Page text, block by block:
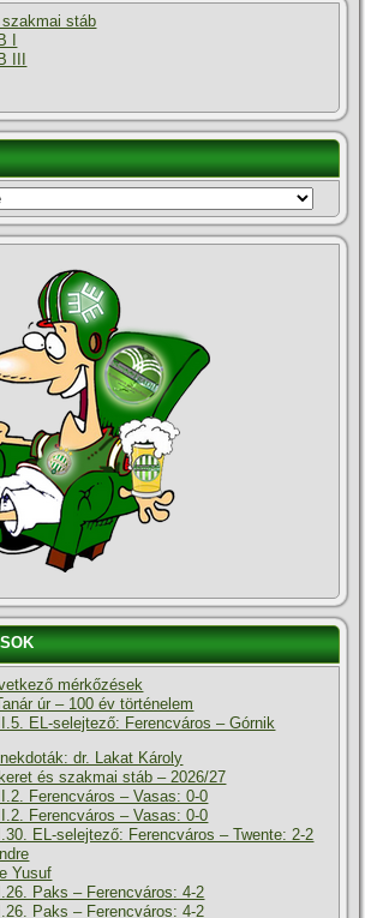
stáb
I
III
mérkőzések
úr – 100 év történelem
EL-selejtező: Ferencváros – Górnik
dr. Lakat Károly
és szakmai stáb – 2026/27
Ferencváros – Vasas: 0-0
Ferencváros – Vasas: 0-0
EL-selejtező: Ferencváros – Twente: 2-2
Yusuf
Paks – Ferencváros: 4-2
Paks – Ferencváros: 4-2